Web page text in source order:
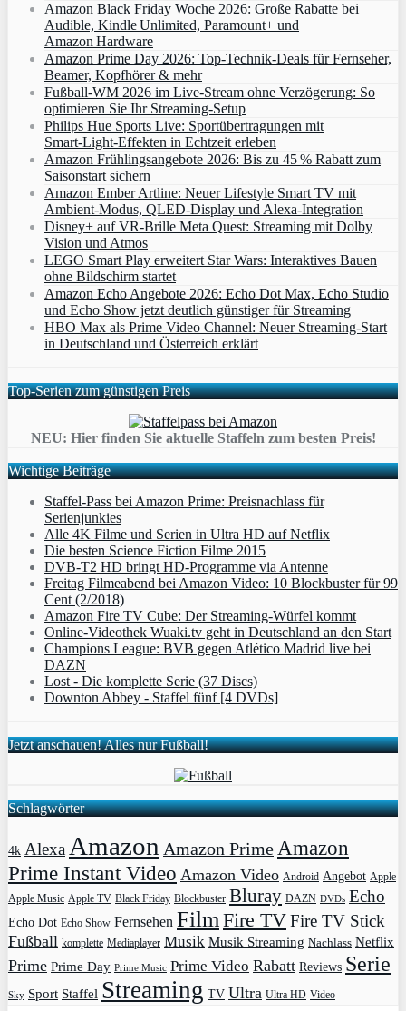
Amazon Black Friday Woche 2026: Große Rabatte bei
Audible, Kindle Unlimited, Paramount+ und
Amazon Hardware
Amazon Prime Day 2026: Top-Technik-Deals für Fernseher,
Beamer, Kopfhörer & mehr
Fußball-WM 2026 im Live-Stream ohne Verzögerung: So
optimieren Sie Ihr Streaming-Setup
Philips Hue Sports Live: Sportübertragungen mit
Smart‑Light‑Effekten in Echtzeit erleben
Amazon Frühlingsangebote 2026: Bis zu 45 % Rabatt zum
Saisonstart sichern
Amazon Ember Artline: Neuer Lifestyle Smart TV mit
Ambient‑Modus, QLED‑Display und Alexa‑Integration
Disney+ auf VR-Brille Meta Quest: Streaming mit Dolby
Vision und Atmos
LEGO Smart Play erweitert Star Wars: Interaktives Bauen
ohne Bildschirm startet
Amazon Echo Angebote 2026: Echo Dot Max, Echo Studio
und Echo Show jetzt deutlich günstiger für Streaming
HBO Max als Prime Video Channel: Neuer Streaming‑Start
in Deutschland und Österreich erklärt
Top-Serien zum günstigen Preis
NEU: Hier finden Sie aktuelle Staffeln zum besten Preis!
Wichtige Beiträge
Staffel-Pass bei Amazon Prime: Preisnachlass für
Serienjunkies
Alle 4K Filme und Serien in Ultra HD auf Netflix
Die besten Science Fiction Filme 2015
DVB-T2 HD bringt HD-Programme via Antenne
Freitag Filmeabend bei Amazon Video: 10 Blockbuster für 99
Cent (2/2018)
Amazon Fire TV Cube: Der Streaming-Würfel kommt
Online-Videothek Wuaki.tv geht in Deutschland an den Start
Champions League: BVB gegen Atlético Madrid live bei
DAZN
Lost - Die komplette Serie (37 Discs)
Downton Abbey - Staffel fünf [4 DVDs]
Jetzt anschauen! Alles nur Fußball!
Schlagwörter
4k Alexa Amazon Amazon PrimeAmazon
Prime Instant Video Amazon Video Android Angebot Apple
Apple Music Apple TV Black Friday Blockbuster Bluray DAZN DVDs Echo
Echo Dot Echo Show Fernsehen Film Fire TVFire TV Stick
Fußball komplette Mediaplayer Musik Musik Streaming Nachlass Netflix
Prime Prime Day Prime Music Prime Video Rabatt Reviews Serie
Sky Sport Staffel Streaming TV Ultra Ultra HD Video